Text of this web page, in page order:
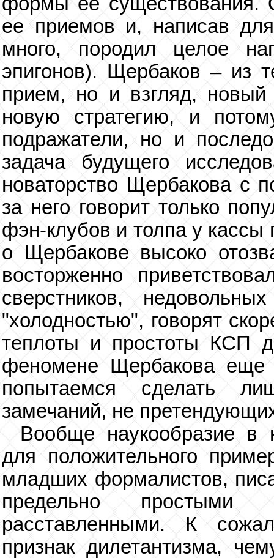
ее приемов и, написав
много, породил целое
эпигонов). Щербаков – из
прием, но и взгляд, новый
новую стратегию, и
подражатели, но и
задача будущего
новаторство Щербакова с
за него говорит только
фэн-клубов и толпа у
о Щербакове высоко
восторженно
сверстников,
"холодностью", говорят
теплоты и простоты КСП
феномене Щербакова
попытаемся сделать
замечаний, не
Вообще наукообразие в
для положительного
младших формалистов,
предельно простыми
расставленными. К
признак дилетантизма,